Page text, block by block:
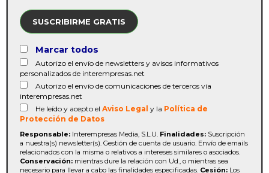
SUSCRIBIRME GRATIS
Marcar todos
Autorizo el envío de newsletters y avisos informativos
personalizados de interempresas.net
Autorizo el envío de comunicaciones de terceros vía
interempresas.net
He leído y acepto el Aviso Legal y la Política de
Protección de Datos
Responsable: Interempresas Media, S.L.U. Finalidades: Suscripción
a nuestra(s) newsletter(s). Gestión de cuenta de usuario. Envío de emails
relacionados con la misma o relativos a intereses similares o asociados.
Conservación: mientras dure la relación con Ud., o mientras sea
necesario para llevar a cabo las finalidades especificadas. Cesión: Los